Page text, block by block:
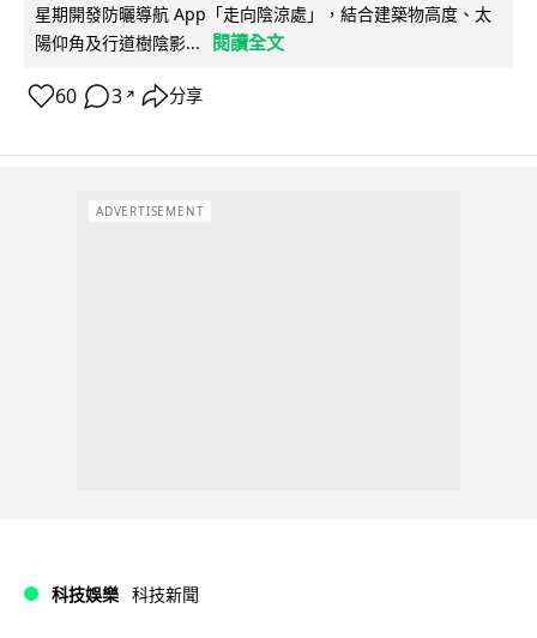
星期開發防曬導航 App「走向陰涼處」，結合建築物高度、太
陽仰角及行道樹陰影...
閱讀全文
60 3 ↗ 分享
ADVERTISEMENT
科技娛樂 科技新聞